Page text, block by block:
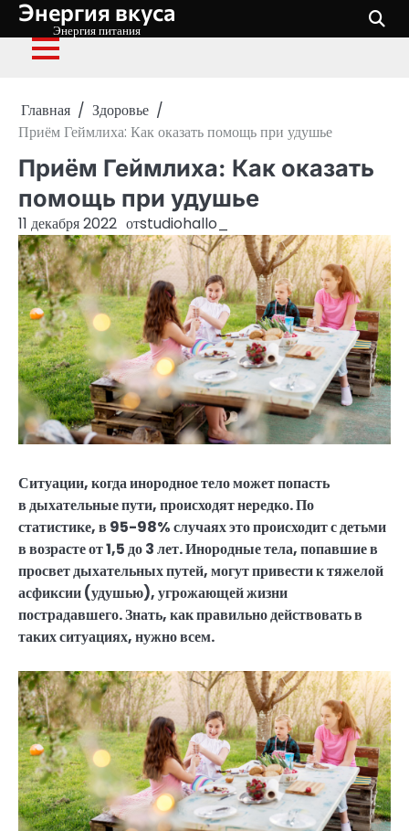
Перейти
содержимому
Энергия вкуса
Энергия питания
Главная
Здоровье
Приём Геймлиха: Как оказать помощь при удушье
Приём Геймлиха: Как оказать
помощь при удушье
11 декабря 2022 отstudiohallo_
Ситуации, когда инородное тело может попасть
в дыхательные пути, происходят нередко.По
статистике, в 95-98% случаях это происходит с детьми
в возрасте от 1,5 до 3 лет. Инородные тела, попавшие в
просвет дыхательных путей, могут привести к тяжелой
асфиксии (удушью), угрожающей жизни
пострадавшего. Знать, как правильно действовать в
таких ситуациях, нужно всем.